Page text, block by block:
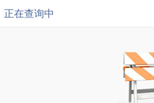
正在查询中